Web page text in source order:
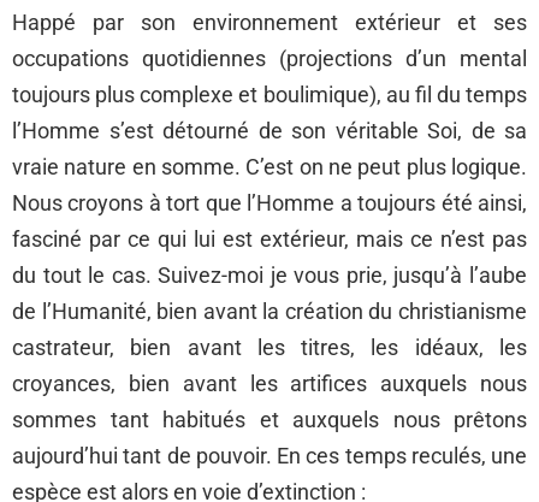
Happé par son environnement extérieur et ses
occupations quotidiennes (projections d’un mental
toujours plus complexe et boulimique), au fil du temps
l’Homme s’est détourné de son véritable Soi, de sa
vraie nature en somme. C’est on ne peut plus logique.
Nous croyons à tort que l’Homme a toujours été ainsi,
fasciné par ce qui lui est extérieur, mais ce n’est pas
du tout le cas. Suivez-moi je vous prie, jusqu’à l’aube
de l’Humanité, bien avant la création du christianisme
castrateur, bien avant les titres, les idéaux, les
croyances, bien avant les artifices auxquels nous
sommes tant habitués et auxquels nous prêtons
aujourd’hui tant de pouvoir. En ces temps reculés, une
espèce est alors en voie d’extinction :